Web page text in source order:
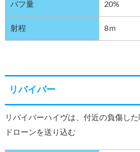
バフ量 20%
射程 8ｍ
リバイバー
リバイバーハイヴは、付近の負傷し
ドローンを送り込む